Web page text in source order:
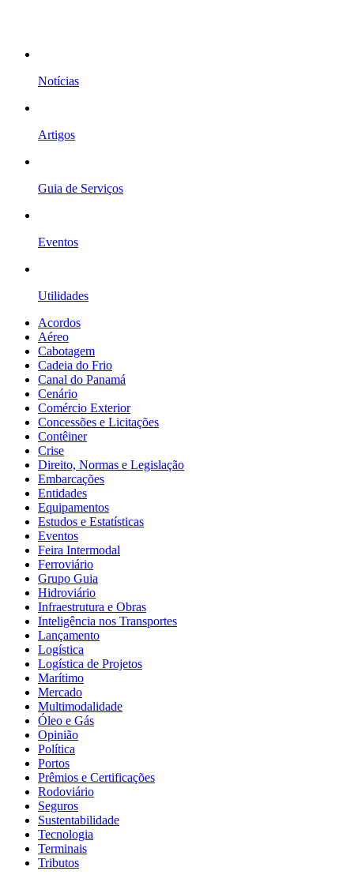
Notícias
Artigos
Guia de Serviços
Eventos
Utilidades
Acordos
Aéreo
Cabotagem
Cadeia do Frio
Canal do Panamá
Cenário
Comércio Exterior
Concessões e Licitações
Contêiner
Crise
Direito, Normas e Legislação
Embarcações
Entidades
Equipamentos
Estudos e Estatísticas
Eventos
Feira Intermodal
Ferroviário
Grupo Guia
Hidroviário
Infraestrutura e Obras
Inteligência nos Transportes
Lançamento
Logística
Logística de Projetos
Marítimo
Mercado
Multimodalidade
Óleo e Gás
Opinião
Política
Portos
Prêmios e Certificações
Rodoviário
Seguros
Sustentabilidade
Tecnologia
Terminais
Tributos